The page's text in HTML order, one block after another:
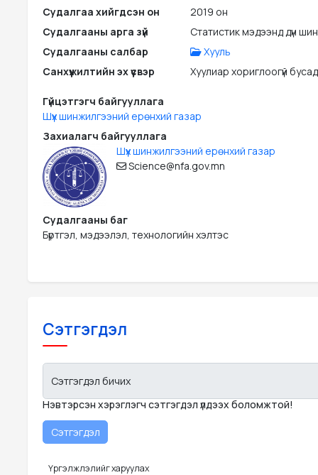
Судалгаа хийгдсэн он
2019 он
Судалгааны арга зүй
Статистик мэдээнд дүн
Судалгааны салбар
Хууль
Санхүүжилтийн эх үүсвэр
Хуулиар хориглоогүй бусад
Гүйцэтгэгч байгууллага
Шүүх шинжилгээний ерөнхий газар
Захиалагч байгууллага
Шүүх шинжилгээний ерөнхий газар
Science@nfa.gov.mn
Судалгааны баг
Бүртгэл, мэдээлэл, технологийн хэлтэс
Сэтгэгдэл
Сэтгэгдэл бичих
Нэвтэрсэн хэрэглэгч сэтгэгдэл үлдээх боломжтой!
Үргэлжлэлийг харуулах